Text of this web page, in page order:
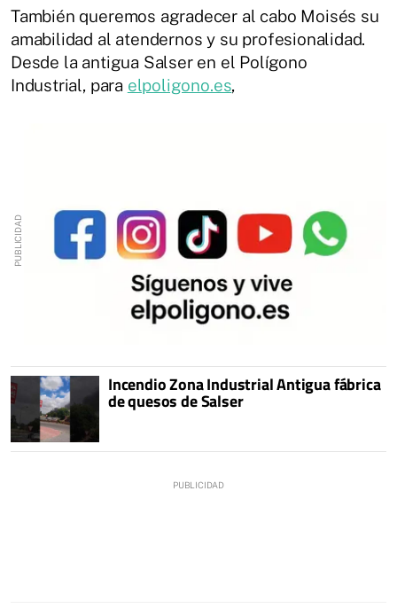
También queremos agradecer al cabo Moisés su
amabilidad al atendernos y su profesionalidad.
Desde la antigua Salser en el Polígono
Industrial, para elpoligono.es,
Incendio Zona Industrial Antigua fábrica
de quesos de Salser